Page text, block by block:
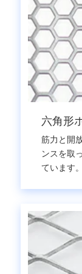
六角形
筋力と開
ンスを取
ています。